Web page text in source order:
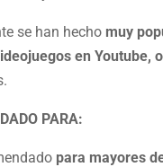
se han hecho muy
en Youtube,
PARA:
para mayores